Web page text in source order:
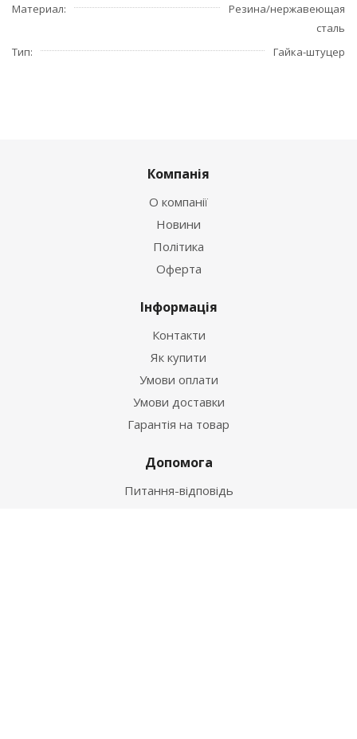
Материал
Резина/нержавеющая
сталь
Тип
Гайка-штуцер
Компанія
О компанії
Новини
Політика
Оферта
Інформація
Контакти
Як купити
Умови оплати
Умови доставки
Гарантія на товар
Допомога
Питання-відповідь